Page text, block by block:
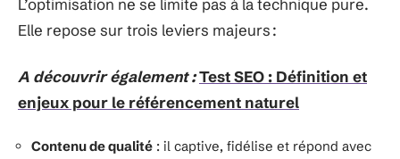
L’optimisation ne se limite pas à la technique pure.
Elle repose sur trois leviers majeurs :
A découvrir également :Test SEO : Définition et
enjeux pour le référencement naturel
Contenu de qualité : il captive, fidélise et répond avec